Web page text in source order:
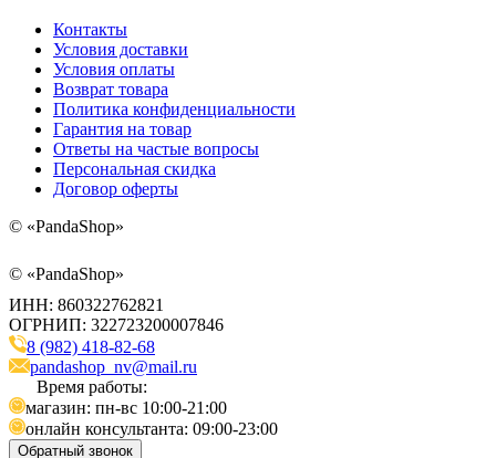
Контакты
Условия доставки
Условия оплаты
Возврат товара
Политика конфиденциальности
Гарантия на товар
Ответы на частые вопросы
Персональная скидка
Договор оферты
© «PandaShop»
© «PandaShop»
ИНН: 860322762821
ОГРНИП: 322723200007846
8 (982) 418-82-68
pandashop_nv@mail.ru
Время работы:
магазин: пн-вс 10:00-21:00
онлайн консультанта: 09:00-23:00
Обратный звонок